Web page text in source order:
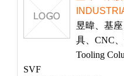
昱暐、基
具、CNC、
Tooling
SVF